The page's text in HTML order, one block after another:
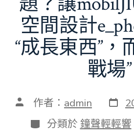
空間設計
“成長東西”，
戰場”
文 作者： admin 發
表
日
期
分
類
分類於 鐘聲輕輕響